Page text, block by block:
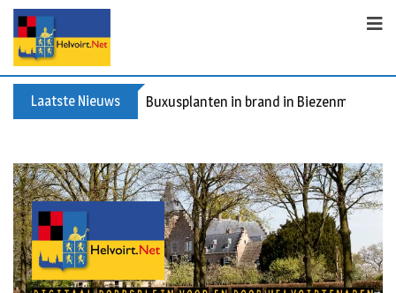
Laatste Nieuws Buxusplanten in brand in Biezenmortel,